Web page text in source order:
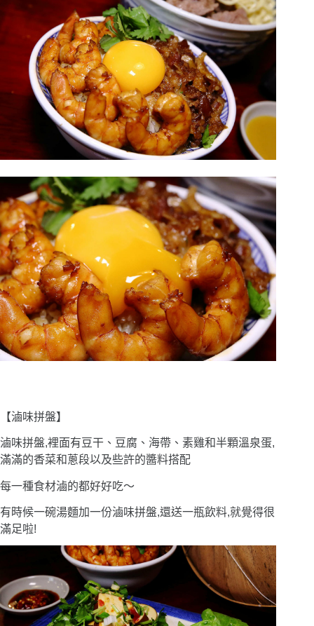
【滷味拼盤】
滷味拼盤,裡面有豆干、豆腐、海帶、素雞和半顆溫泉蛋,
滿滿的香菜和蔥段以及些許的醬料搭配
每一種食材滷的都好好吃〜
有時候一碗湯麵加一份滷味拼盤,還送一瓶飲料,就覺得很
滿足啦!